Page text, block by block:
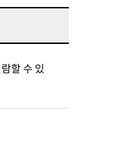
할 수 있